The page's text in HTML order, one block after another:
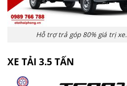
Hỗ trợ trả góp 80% giá trị xe.
XE TẢI 3.5 TẤN